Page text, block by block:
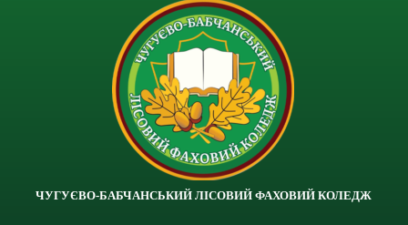
ЧУГУЄВО-БАБЧАНСЬКИЙ ЛІСОВИЙ ФАХОВИЙ КОЛЕДЖ